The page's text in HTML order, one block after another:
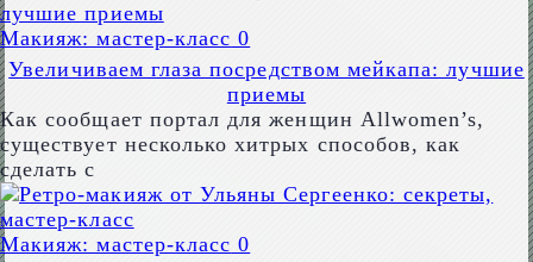
Макияж: мастер-класс 0
Увеличиваем глаза посредством мейкапа: лучшие
приемы
Как сообщает портал для женщин Allwomen’s,
существует несколько хитрых способов, как
сделать с
Макияж: мастер-класс 0